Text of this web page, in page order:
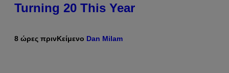
Turning 20 This Year
8 ώρες πρινΚείμενο Dan Milam